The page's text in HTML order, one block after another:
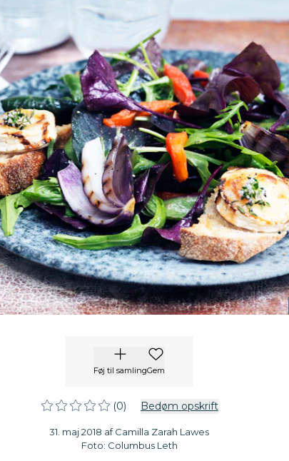
Føj til samlingGem
(0) Bedøm opskrift
31. maj 2018 af Camilla Zarah Lawes
Foto: Columbus Leth